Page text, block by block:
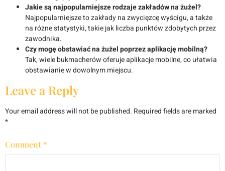
Jakie są najpopularniejsze rodzaje zakładów na żużel?
Najpopularniejsze to zakłady na zwycięzcę wyścigu, a także
na różne statystyki, takie jak liczba punktów zdobytych przez
zawodnika.
Czy mogę obstawiać na żużel poprzez aplikację mobilną?
Tak, wiele bukmacherów oferuje aplikacje mobilne, co ułatwia
obstawianie w dowolnym miejscu.
Leave a Reply
Your email address will not be published. Required fields are marked
*
Comment *